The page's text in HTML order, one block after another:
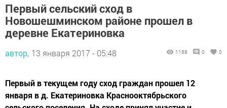
Первый сельский сход в
Новошешминском районе прошел в
деревне Екатериновка
автор, 13 января 2017 - 05:48 1188 0 0
Первый в текущем году сход граждан прошел 12
января в д. Екатериновка Краснооктябрьского